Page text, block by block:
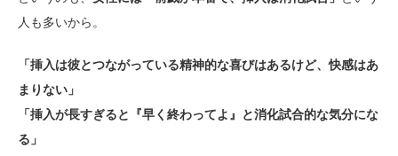
人も多いから。
「挿入は彼とつながっている精神的な喜びはあるけど、快感はあ
まりない」
「挿入が長すぎると『早く終わってよ』と消化試合的な気分にな
る」